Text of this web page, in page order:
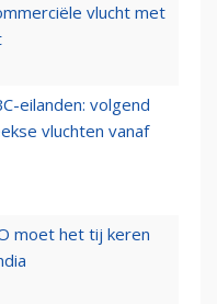
vlucht met
eilanden: volgend
vluchten vanaf
moet het tij keren